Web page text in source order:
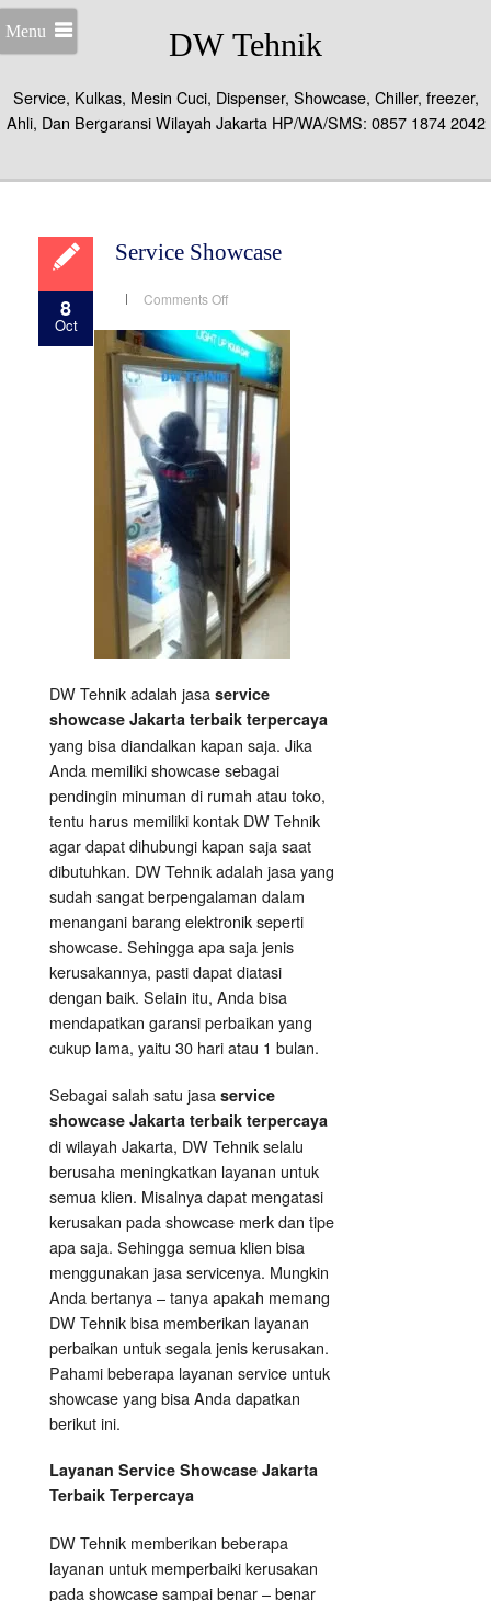
Menu DW Tehnik
Service, Kulkas, Mesin Cuci, Dispenser, Showcase, Chiller, freezer,
Ahli, Dan Bergaransi Wilayah Jakarta HP/WA/SMS: 0857 1874 2042
8
Oct
Service Showcase
Comments Offon
DW Tehnik adalah jasa service
showcase Jakarta terbaik terpercaya
yang bisa diandalkan kapan saja. Jika
Anda memiliki showcase sebagai
pendingin minuman di rumah atau toko,
tentu harus memiliki kontak DW Tehnik
agar dapat dihubungi kapan saja saat
dibutuhkan. DW Tehnik adalah jasa yang
sudah sangat berpengalaman dalam
menangani barang elektronik seperti
showcase. Sehingga apa saja jenis
kerusakannya, pasti dapat diatasi
dengan baik. Selain itu, Anda bisa
mendapatkan garansi perbaikan yang
cukup lama, yaitu 30 hari atau 1 bulan.
Sebagai salah satu jasa service
showcase Jakarta terbaik terpercaya
di wilayah Jakarta, DW Tehnik selalu
berusaha meningkatkan layanan untuk
semua klien. Misalnya dapat mengatasi
kerusakan pada showcase merk dan tipe
apa saja. Sehingga semua klien bisa
menggunakan jasa servicenya. Mungkin
Anda bertanya – tanya apakah memang
DW Tehnik bisa memberikan layanan
perbaikan untuk segala jenis kerusakan.
Pahami beberapa layanan service untuk
showcase yang bisa Anda dapatkan
berikut ini.
Layanan Service Showcase Jakarta
Terbaik Terpercaya
DW Tehnik memberikan beberapa
layanan untuk memperbaiki kerusakan
pada showcase sampai benar – benar